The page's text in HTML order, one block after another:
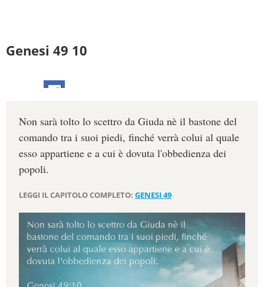
Genesi 49 10
Non sarà tolto lo scettro da Giuda nè il bastone del
comando tra i suoi piedi, finché verrà colui al quale
esso appartiene e a cui è dovuta l'obbedienza dei
popoli.
LEGGI IL CAPITOLO COMPLETO: GENESI 49